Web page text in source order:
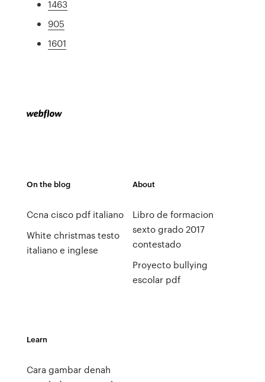
1463
905
1601
On the blog
Ccna cisco pdf italiano
White christmas testo
italiano e inglese
About
Libro de formacion
sexto grado 2017
contestado
Proyecto bullying
escolar pdf
Learn
Cara gambar denah